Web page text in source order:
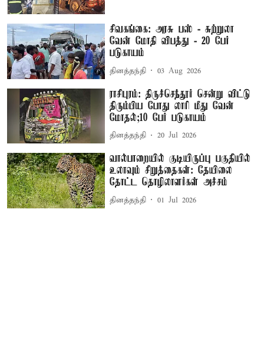
சிவகங்கை: அரசு பஸ் - சுற்றுலா
வேன் மோதி விபத்து - 20 பேர்
படுகாயம்
தினத்தந்தி 03 Aug 2026
ராசிபுரம்: திருச்செந்தூர் சென்று விட்டு
திரும்பிய போது லாரி மீது வேன்
மோதல்;10 பேர் படுகாயம்
தினத்தந்தி 20 Jul 2026
வால்பாறையில் குடியிருப்பு பகுதியில்
உலாவும் சிறுத்தைகள்: தேயிலை
தோட்ட தொழிலாளர்கள் அச்சம்
தினத்தந்தி 01 Jul 2026